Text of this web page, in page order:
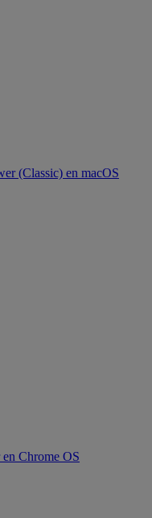
(Classic) en macOS
Chrome OS